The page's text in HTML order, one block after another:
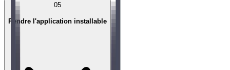
05
Rendre l'application installable